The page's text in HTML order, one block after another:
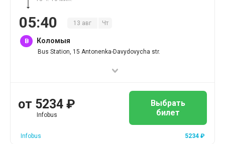
05:40 13 авг Чт
B Коломыя
Bus Station, 15 Antonenka-Davydovycha str.
от 5234 ₽
Infobus
Выбрать
билет
Infobus 5234 ₽